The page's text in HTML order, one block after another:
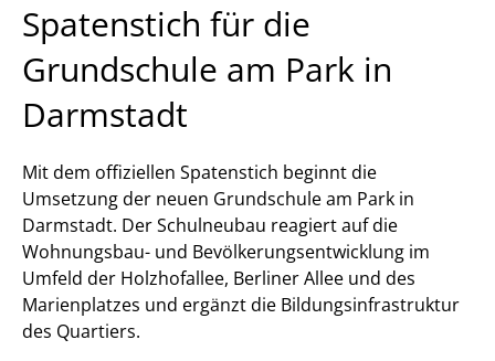
Spatenstich für die
Grundschule am Park in
Darmstadt
Mit dem offiziellen Spatenstich beginnt die
Umsetzung der neuen Grundschule am Park in
Darmstadt. Der Schulneubau reagiert auf die
Wohnungsbau- und Bevölkerungsentwicklung im
Umfeld der Holzhofallee, Berliner Allee und des
Marienplatzes und ergänzt die Bildungsinfrastruktur
des Quartiers.